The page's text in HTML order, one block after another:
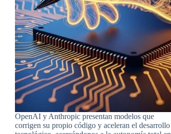
OpenAI y Anthropic presentan modelos que
corrigen su propio código y aceleran el desarrollo